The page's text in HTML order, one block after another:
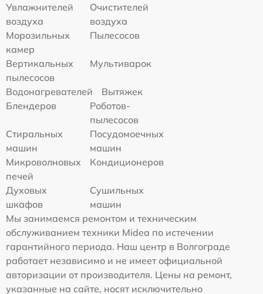
Увлажнителей
воздуха
Очистителей
воздуха
Морозильных
камер
Пылесосов
Вертикальных
пылесосов
Мультиварок
Водонагревателей
Вытяжек
Блендеров
Роботов-
пылесосов
Стиральных
машин
Посудомоечных
машин
Микроволновых
печей
Кондиционеров
Духовых
шкафов
Сушильных
машин
Мы занимаемся ремонтом и техническим
обслуживанием техники Midea по истечении
гарантийного периода. Наш центр в Волгограде
работает независимо и не имеет официальной
авторизации от производителя. Цены на ремонт,
указанные на сайте, носят исключительно